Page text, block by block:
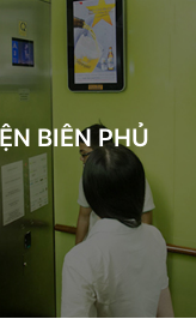
BIÊN PHỦ